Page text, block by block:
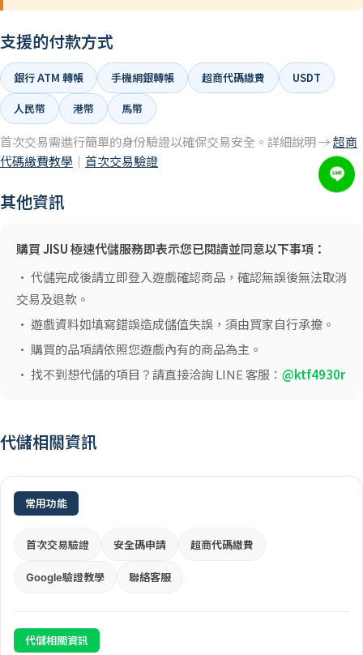
支援的付款方式
銀行 ATM 轉帳 手機網銀轉帳 超商代碼繳費
USDT
人民幣
港幣 馬幣
首次交易需進行簡單的身份驗證以確保交易安全。詳細說明 →超商
代碼繳費教學 ｜ 首次交易驗證
其他資訊
購買 JISU 極速代儲服務即表示您已閱讀並同意以下事項：
• 代儲完成後請立即登入遊戲確認商品，確認無誤後無法取消
交易及退款。
• 遊戲資料如填寫錯誤造成儲值失誤，須由買家自行承擔。
• 購買的品項請依照您遊戲內有的商品為主。
• 找不到想代儲的項目？請直接洽詢 LINE 客服： @ktf4930r
代儲相關資訊
常用功能
首次交易驗證 安全碼申請 超商代碼繳費
Google驗證教學 聯絡客服
代儲相關資訊